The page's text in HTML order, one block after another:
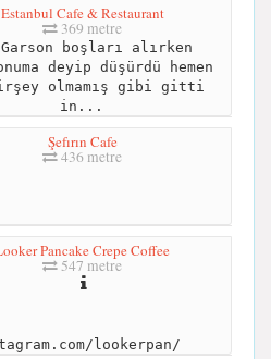
Estanbul Cafe & Restaurant
369 metre
boşları alırken
deyip düşürdü hemen
olmamış gibi gitti
in...
Şefırın Cafe
436 metre
Pancake Crepe Coffee
547 metre
lookerpan/